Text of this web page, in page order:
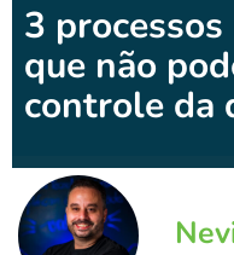
3
que não
controle da